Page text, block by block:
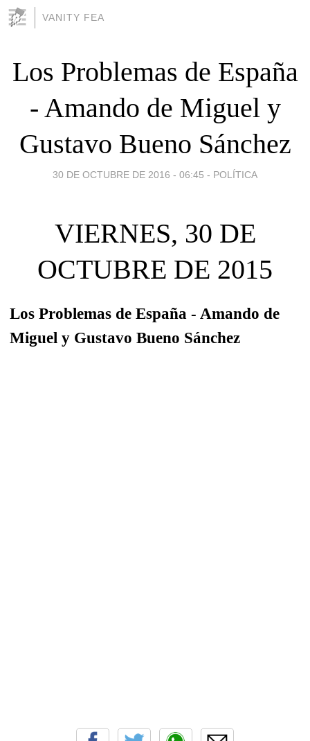
VANITY FEA
Los Problemas de España
- Amando de Miguel y
Gustavo Bueno Sánchez
30 DE OCTUBRE DE 2016 - 06:45 - POLÍTICA
VIERNES, 30 DE
OCTUBRE DE 2015
Los Problemas de España - Amando de
Miguel y Gustavo Bueno Sánchez